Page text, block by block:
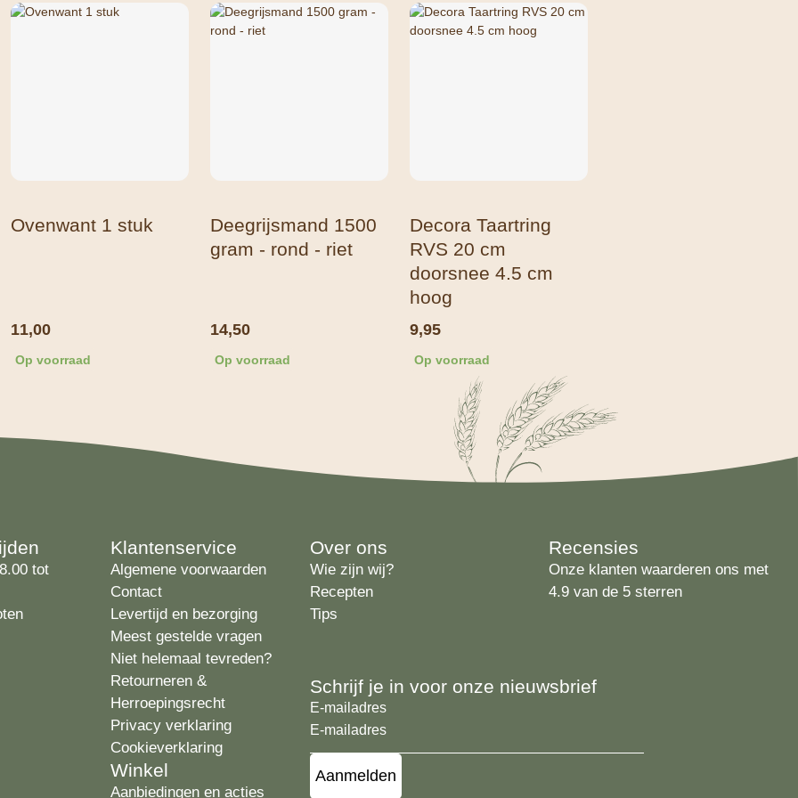
Ovenwant 1 stuk
11,00
Op voorraad
Deegrijsmand 1500
gram - rond - riet
14,50
Op voorraad
Decora Taartring
RVS 20 cm
doorsnee 4.5 cm
hoog
9,95
Op voorraad
tot
Klantenservice
Algemene voorwaarden
Contact
Levertijd en bezorging
Meest gestelde vragen
Niet helemaal tevreden?
Retourneren &
Herroepingsrecht
Privacy verklaring
Cookieverklaring
Winkel
Aanbiedingen en acties
Over ons
Wie zijn wij?
Recepten
Tips
Recensies
Onze klanten waarderen ons met
4.9 van de 5 sterren
Schrijf je in voor onze nieuwsbrief
E-mailadres